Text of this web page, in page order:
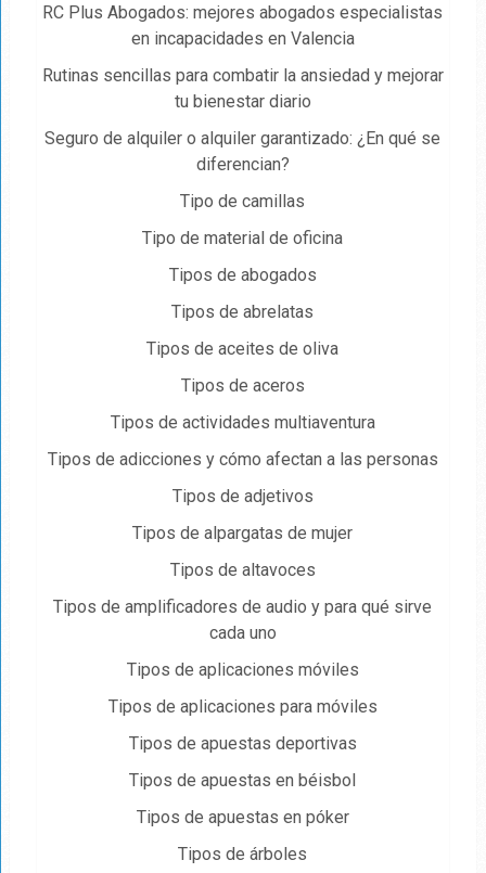
RC Plus Abogados: mejores abogados especialistas
en incapacidades en Valencia
Rutinas sencillas para combatir la ansiedad y mejorar
tu bienestar diario
Seguro de alquiler o alquiler garantizado: ¿En qué se
diferencian?
Tipo de camillas
Tipo de material de oficina
Tipos de abogados
Tipos de abrelatas
Tipos de aceites de oliva
Tipos de aceros
Tipos de actividades multiaventura
Tipos de adicciones y cómo afectan a las personas
Tipos de adjetivos
Tipos de alpargatas de mujer
Tipos de altavoces
Tipos de amplificadores de audio y para qué sirve
cada uno
Tipos de aplicaciones móviles
Tipos de aplicaciones para móviles
Tipos de apuestas deportivas
Tipos de apuestas en béisbol
Tipos de apuestas en póker
Tipos de árboles